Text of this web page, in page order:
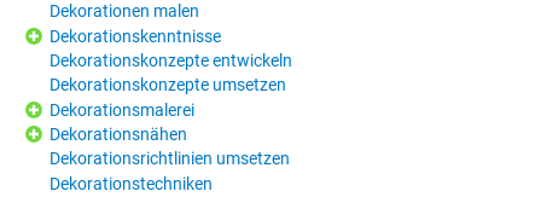
Dekorationen malen
Dekorationskenntnisse
Dekorationskonzepte entwickeln
Dekorationskonzepte umsetzen
Dekorationsmalerei
Dekorationsnähen
Dekorationsrichtlinien umsetzen
Dekorationstechniken